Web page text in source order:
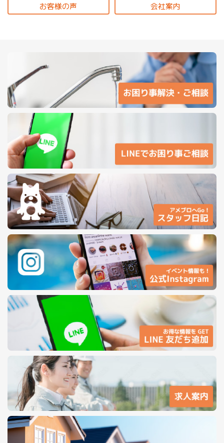
お客様の声 会社案内